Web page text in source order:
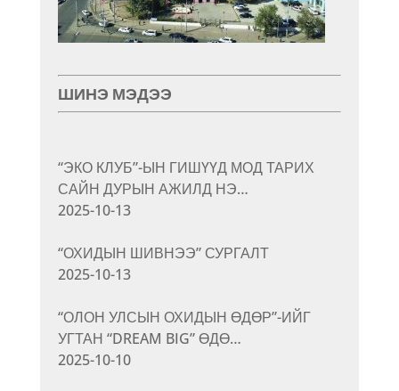
ШИНЭ МЭДЭЭ
“ЭКО КЛУБ”-ЫН ГИШҮҮД МОД ТАРИХ
САЙН ДУРЫН АЖИЛД НЭ…
2025-10-13
“ОХИДЫН ШИВНЭЭ” СУРГАЛТ
2025-10-13
“ОЛОН УЛСЫН ОХИДЫН ӨДӨР”-ИЙГ
УГТАН “DREAM BIG” ӨДӨ…
2025-10-10